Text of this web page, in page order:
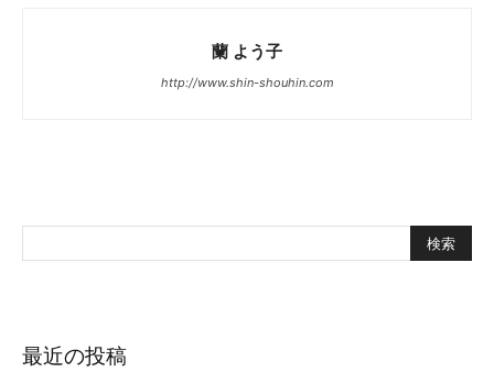
蘭 よう子
http://www.shin-shouhin.com
最近の投稿